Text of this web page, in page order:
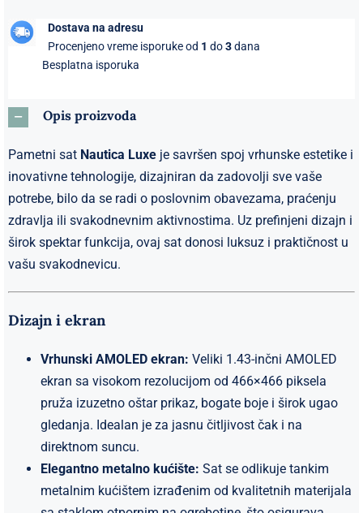
Dostava na adresu
Procenjeno vreme isporuke od 1 do3dana
Besplatna isporuka
Opis proizvoda
Pametni sat Nautica Luxe je savršen spoj vrhunske estetike i
inovativne tehnologije, dizajniran da zadovolji sve vaše
potrebe, bilo da se radi o poslovnim obavezama, praćenju
zdravlja ili svakodnevnim aktivnostima. Uz prefinjeni dizajn i
širok spektar funkcija, ovaj sat donosi luksuz i praktičnost u
vašu svakodnevicu.
Dizajn i ekran
Vrhunski AMOLED ekran: Veliki 1.43-inčni AMOLED
ekran sa visokom rezolucijom od 466×466 piksela
pruža izuzetno oštar prikaz, bogate boje i širok ugao
gledanja. Idealan je za jasnu čitljivost čak i na
direktnom suncu.
Elegantno metalno kućište: Sat se odlikuje tankim
metalnim kućištem izrađenim od kvalitetnih materijala